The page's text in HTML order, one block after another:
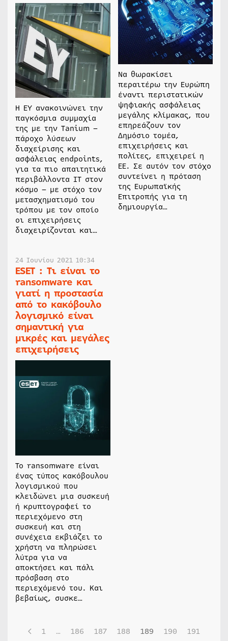
Η EY ανακοινώνει την
παγκόσμια συμμαχία
της με την Tanium –
πάροχο λύσεων
διαχείρισης και
ασφάλειας endpoints,
για τα πιο απαιτητικά
περιβάλλοντα IT στον
κόσμο – με στόχο τον
μετασχηματισμό του
τρόπου με τον οποίο
οι επιχειρήσεις
διαχειρίζονται και…
Να θωρακίσει
περαιτέρω την Ευρώπη
έναντι περιστατικών
ψηφιακής ασφάλειας
μεγάλης κλίμακας, που
επηρεάζουν τον
Δημόσιο τομέα,
επιχειρήσεις και
πολίτες, επιχειρεί η
ΕΕ. Σε αυτόν τον στόχο
συντείνει η πρόταση
της Ευρωπαϊκής
Επιτροπής για τη
δημιουργία…
24 Ιουνίου 2021 10:34
ESET : Τι είναι το
ransomware και
γιατί η προστασία
από το κακόβουλο
λογισμικό είναι
σημαντική για
μικρές και μεγάλες
επιχειρήσεις
Το ransomware είναι
ένας τύπος κακόβουλου
λογισμικού που
κλειδώνει μια συσκευή
ή κρυπτογραφεί το
περιεχόμενο στη
συσκευή και στη
συνέχεια εκβιάζει το
χρήστη να πληρώσει
λύτρα για να
αποκτήσει και πάλι
πρόσβαση στο
περιεχόμενό του. Και
βεβαίως, συσκε…
1 … 186 187 188 189 190
191